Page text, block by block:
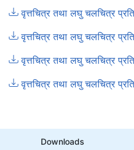
वृत्तचित्र तथा लघु चलचित्र
वृत्तचित्र तथा लघु चलचित्र
वृत्तचित्र तथा लघु चलचित्र
वृत्तचित्र तथा लघु चलचित्र
Downloads